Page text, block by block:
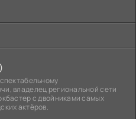
владелец региональной сети
с двойниками самых
актёров.